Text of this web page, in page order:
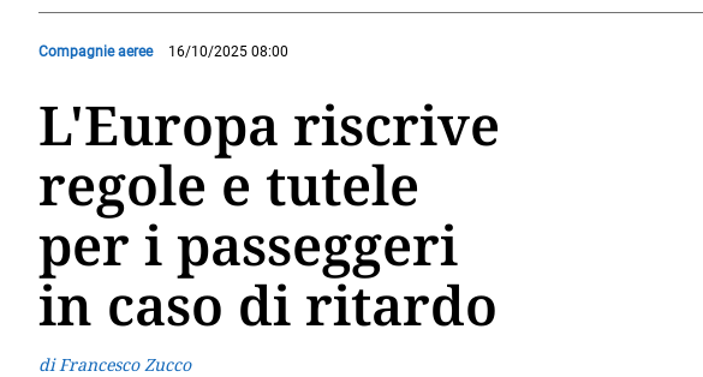
Compagnie aeree 16/10/2025 08:00
L'Europa riscrive
regole e tutele
per i passeggeri
in caso di ritardo
di Francesco Zucco